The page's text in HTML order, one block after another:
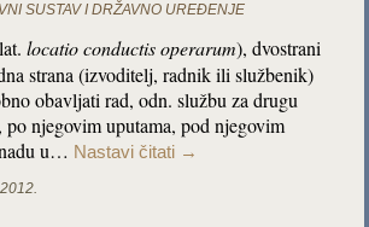
SUSTAV I DRŽAVNO UREĐENJE
locatio conductis operarum), dvostrani
strana (izvoditelj, radnik ili službenik)
obavljati rad, odn. službu za drugu
po njegovim uputama, pod njegovim
u… Nastavi čitati →